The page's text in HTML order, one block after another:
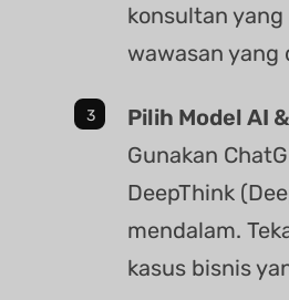
konsultan
wawasan
Pilih Model AI
Gunakan
DeepThink
mendalam.
kasus bisnis